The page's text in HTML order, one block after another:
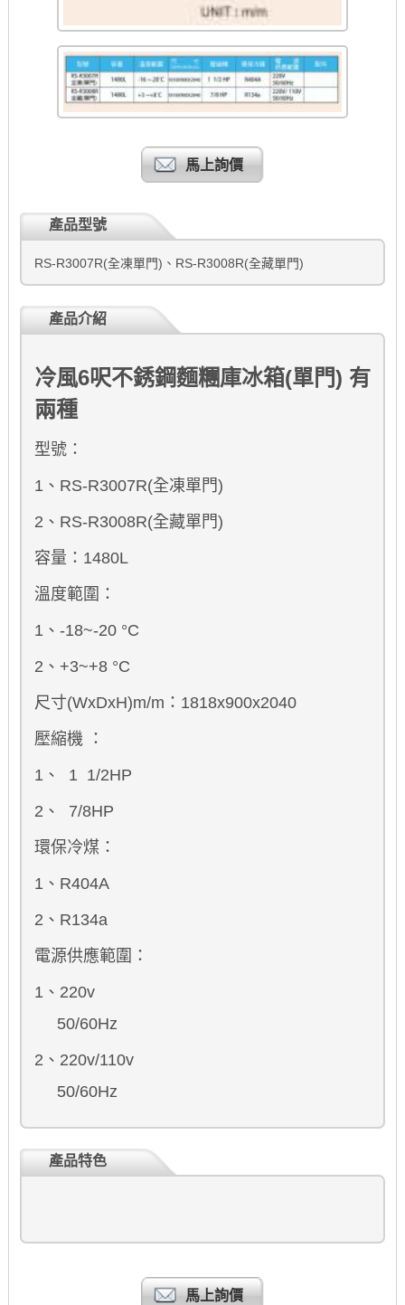
馬上詢價
產品型號
RS-R3007R(全凍單門)、RS-R3008R(全藏單門)
產品介紹
冷風6呎不銹鋼麵糰庫冰箱(單門) 有
兩種
型號：
1、RS-R3007R(全凍單門)
2、RS-R3008R(全藏單門)
容量：1480L
溫度範圍：
1、-18~-20 °C
2、+3~+8 °C
尺寸(WxDxH)m/m：1818x900x2040
壓縮機 ：
1、 1 1/2HP
2、 7/8HP
環保冷煤：
1、R404A
2、R134a
電源供應範圍：
1、220v
50/60Hz
2、220v/110v
50/60Hz
產品特色
馬上詢價